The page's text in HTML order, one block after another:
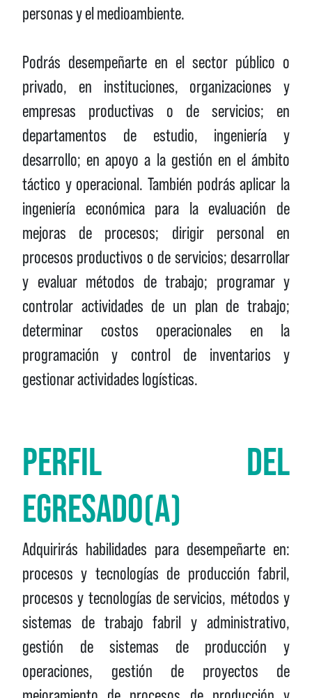
personas y el medioambiente.
Podrás desempeñarte en el sector público o
privado, en instituciones, organizaciones y
empresas productivas o de servicios; en
departamentos de estudio, ingeniería y
desarrollo; en apoyo a la gestión en el ámbito
táctico y operacional. También podrás aplicar la
ingeniería económica para la evaluación de
mejoras de procesos; dirigir personal en
procesos productivos o de servicios; desarrollar
y evaluar métodos de trabajo; programar y
controlar actividades de un plan de trabajo;
determinar costos operacionales en la
programación y control de inventarios y
gestionar actividades logísticas.
PERFIL DEL
EGRESADO(A)
Adquirirás habilidades para desempeñarte en:
procesos y tecnologías de producción fabril,
procesos y tecnologías de servicios, métodos y
sistemas de trabajo fabril y administrativo,
gestión de sistemas de producción y
operaciones, gestión de proyectos de